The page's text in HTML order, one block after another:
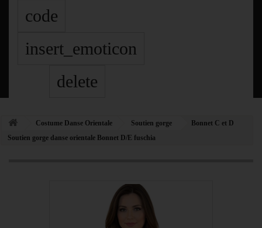
code
insert_emoticon
delete
Costume Danse Orientale Soutien gorge
Bonnet C et D
Soutien gorge danse orientale Bonnet D/E fuschia